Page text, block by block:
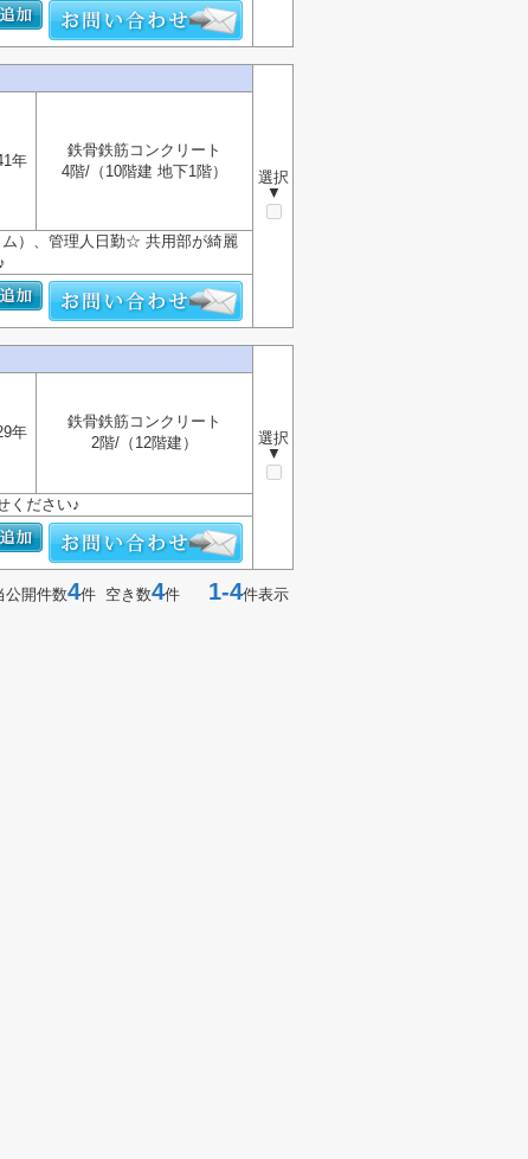
選択
▼
年
鉄骨鉄筋コンクリート
4階/（10階建 地下1階）
）、管理人日勤☆ 共用部が綺麗
選択
▼
年
鉄骨鉄筋コンクリート
2階/（12階建）
ください♪
公開件数4件 空き数4件 1-4件表示